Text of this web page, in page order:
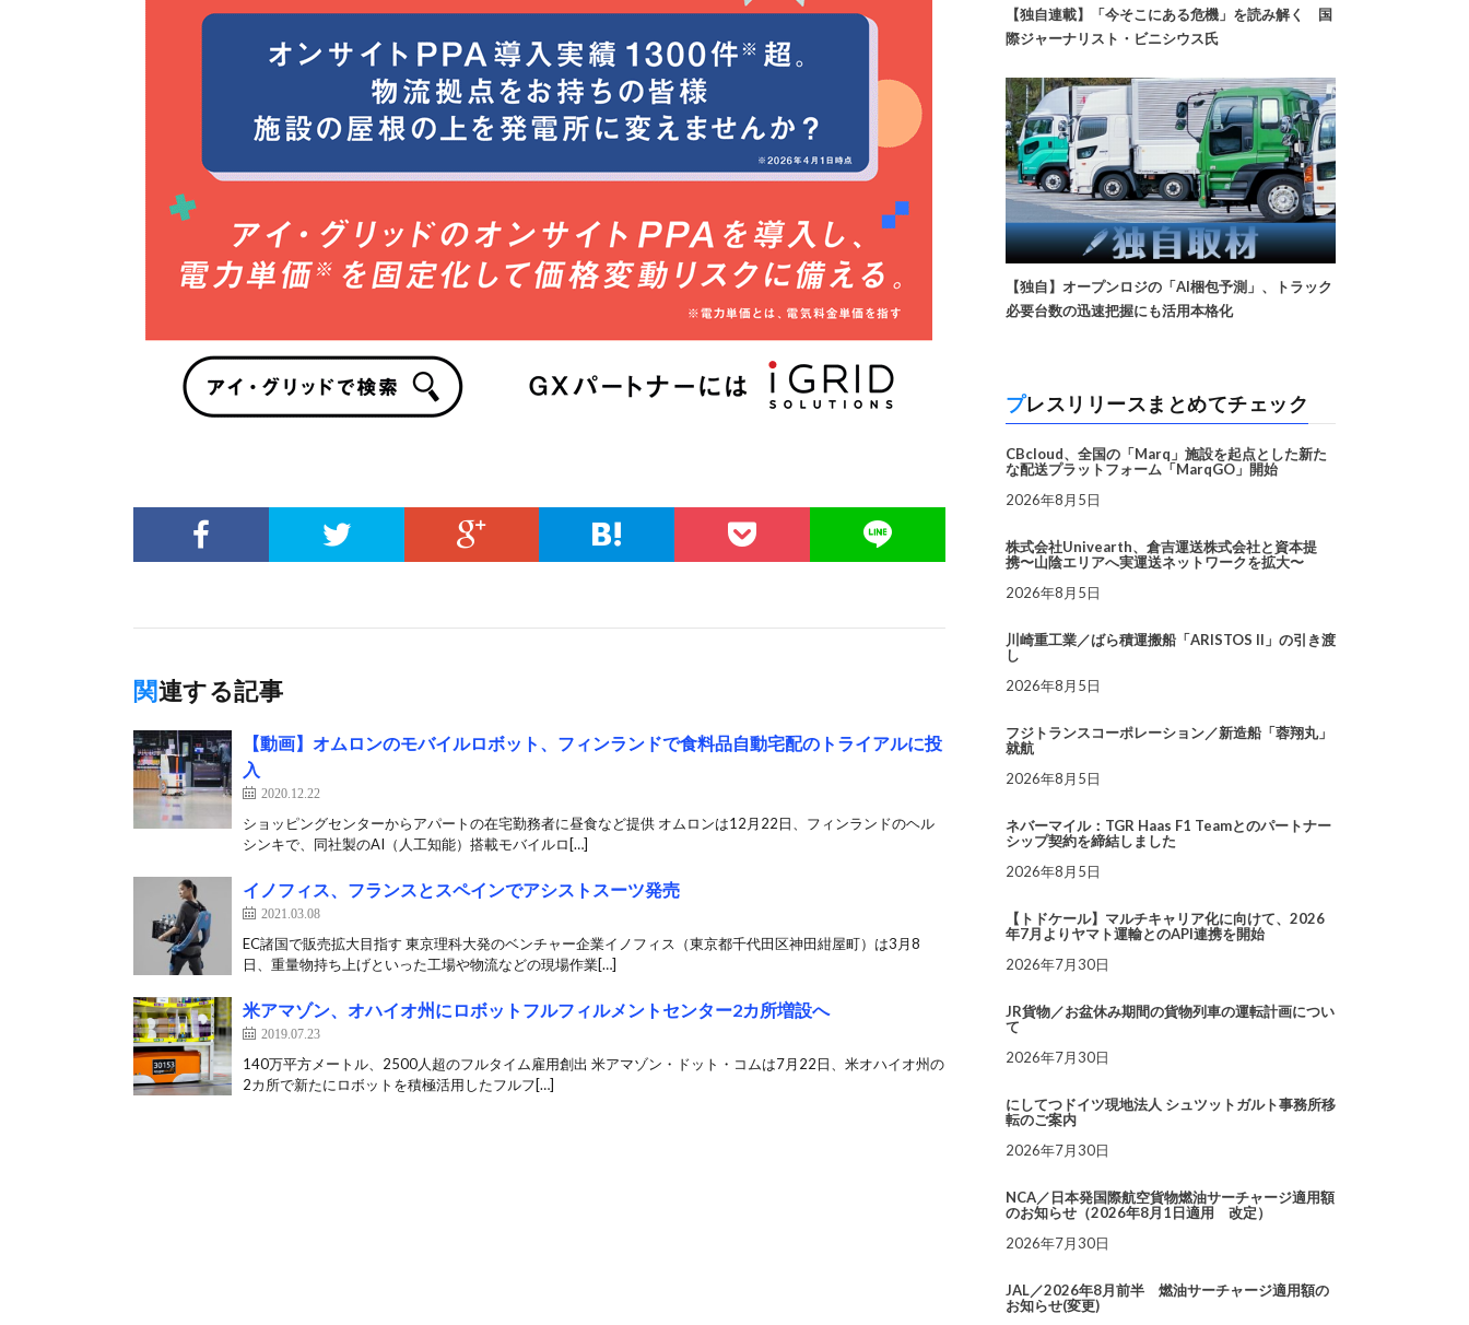
関連する記事
【動画】オムロンのモバイルロボット、フィンランドで食料品自動宅配のトライアルに投
入
2020.12.22
ショッピングセンターからアパートの在宅勤務者に昼食など提供 オムロンは12月22日、フィンランドのヘル
シンキで、同社製のAI（人工知能）搭載モバイルロ[…]
イノフィス、フランスとスペインでアシストスーツ発売
2021.03.08
EC諸国で販売拡大目指す 東京理科大発のベンチャー企業イノフィス（東京都千代田区神田紺屋町）は3月8
日、重量物持ち上げといった工場や物流などの現場作業[…]
米アマゾン、オハイオ州にロボットフルフィルメントセンター2カ所増設へ
2019.07.23
140万平方メートル、2500人超のフルタイム雇用創出 米アマゾン・ドット・コムは7月22日、米オハイオ州の
2カ所で新たにロボットを積極活用したフルフ[…]
【独自連載】「今そこにある危機」を読み解く 国
際ジャーナリスト・ビニシウス氏
【独自】オープンロジの「AI梱包予測」、トラック
必要台数の迅速把握にも活用本格化
プレスリリースまとめてチェック
CBcloud、全国の「Marq」施設を起点とした新た
な配送プラットフォーム「MarqGO」開始
2026年8月5日
株式会社Univearth、倉吉運送株式会社と資本提
携〜山陰エリアへ実運送ネットワークを拡大〜
2026年8月5日
川崎重工業／ばら積運搬船「ARISTOS II」の引き渡
し
2026年8月5日
フジトランスコーポレーション／新造船「蓉翔丸」
就航
2026年8月5日
ネバーマイル：TGR Haas F1 Teamとのパートナー
シップ契約を締結しました
2026年8月5日
【トドケール】マルチキャリア化に向けて、2026
年7月よりヤマト運輸とのAPI連携を開始
2026年7月30日
JR貨物／お盆休み期間の貨物列車の運転計画につい
て
2026年7月30日
にしてつドイツ現地法人 シュツットガルト事務所移
転のご案内
2026年7月30日
NCA／日本発国際航空貨物燃油サーチャージ適用額
のお知らせ（2026年8月1日適用 改定）
2026年7月30日
JAL／2026年8月前半 燃油サーチャージ適用額の
お知らせ(変更)